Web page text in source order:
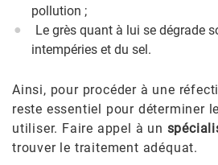
pollution ;
Le grès quant à lui se dégrade
intempéries et du sel.
Ainsi, pour procéder à une
reste essentiel pour déterminer
utiliser. Faire appel à un
trouver le traitement adéquat.